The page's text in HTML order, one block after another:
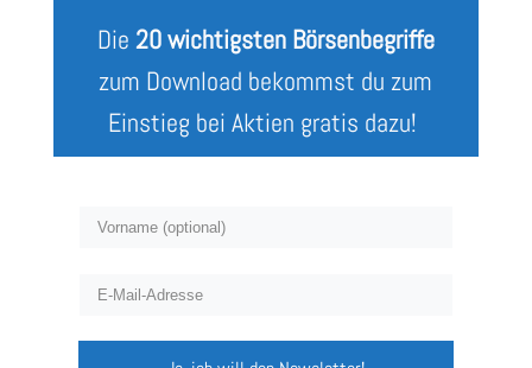
Die 20 wichtigsten Börsenbegriffe
zum Download bekommst du zum
Einstieg bei Aktien gratis dazu!